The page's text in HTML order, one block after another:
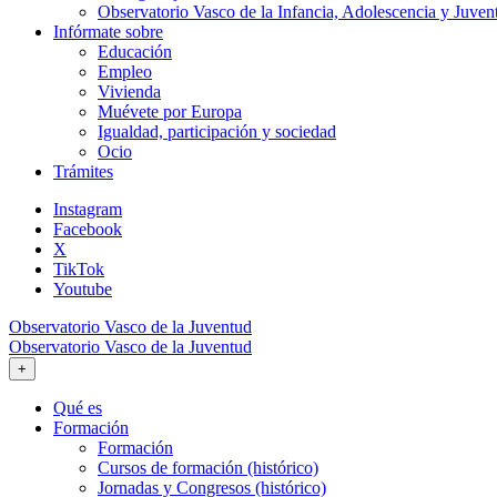
Observatorio Vasco de la Infancia, Adolescencia y
Infórmate sobre
Educación
Empleo
Vivienda
Muévete por Europa
Igualdad, participación y sociedad
Ocio
Trámites
Instagram
Facebook
X
TikTok
Youtube
Observatorio Vasco de la Juventud
Observatorio Vasco de la Juventud
+
Qué es
Formación
Formación
Cursos de formación (histórico)
Jornadas y Congresos (histórico)